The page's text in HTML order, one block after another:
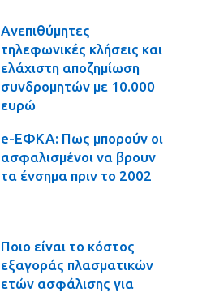
Ανεπιθύμητες
τηλεφωνικές κλήσεις και
ελάχιστη αποζημίωση
συνδρομητών με 10.000
ευρώ
e-ΕΦΚΑ: Πως μπορούν οι
ασφαλισμένοι να βρουν
τα ένσημα πριν το 2002
Ποιο είναι το κόστος
εξαγοράς πλασματικών
ετών ασφάλισης για